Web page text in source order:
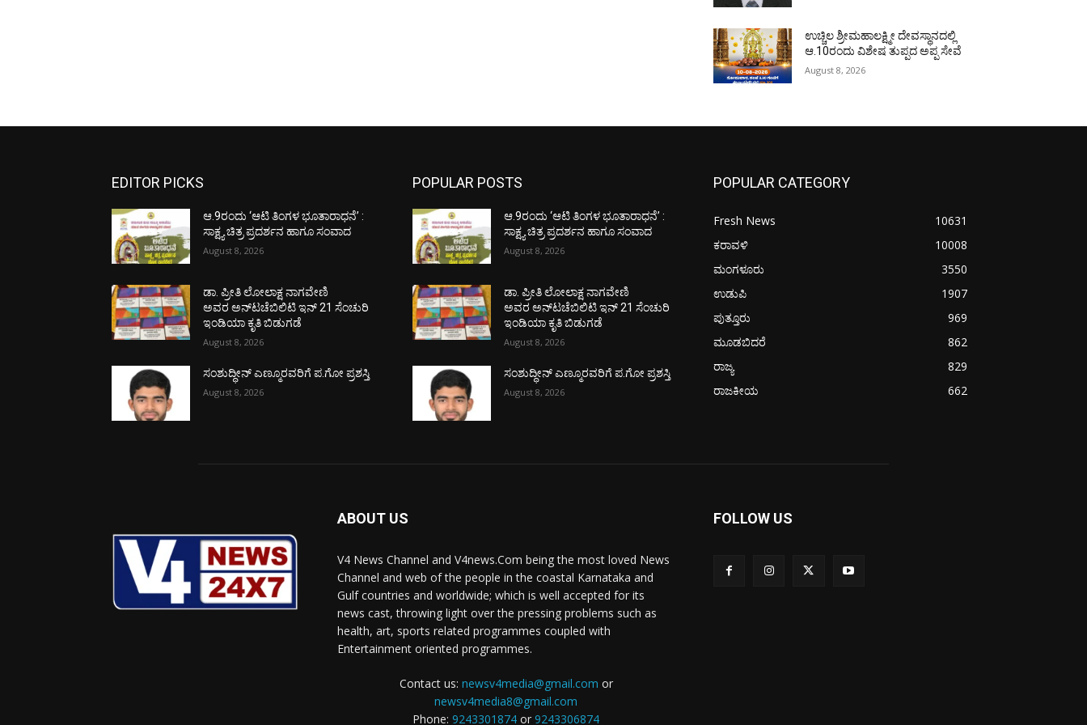
ಉಚ್ಚಿಲ ಶ್ರೀಮಹಾಲಕ್ಷ್ಮೀ ದೇವಸ್ಥಾನದಲ್ಲಿ
ಆ.10ರಂದು ವಿಶೇಷ ತುಪ್ಪದ ಅಪ್ಪ ಸೇವೆ
August 8, 2026
EDITOR PICKS
ಆ.9ರಂದು ‘ಆಟಿ ತಿಂಗಳ ಭೂತಾರಾಧನೆ’ :
ಸಾಕ್ಷ್ಯ ಚಿತ್ರ ಪ್ರದರ್ಶನ ಹಾಗೂ ಸಂವಾದ
August 8, 2026
ಡಾ. ಪ್ರೀತಿ ಲೋಲಾಕ್ಷ ನಾಗವೇಣಿ
ಅವರ ಅನ್‌ಟಚೆಬಿಲಿಟಿ ಇನ್ 21 ಸೆಂಚುರಿ
ಇಂಡಿಯಾ ಕೃತಿ ಬಿಡುಗಡೆ
August 8, 2026
ಸಂಶುದ್ಧೀನ್ ಎಣ್ಮೂರವರಿಗೆ ಪ.ಗೋ ಪ್ರಶಸ್ತಿ
August 8, 2026
POPULAR POSTS
ಆ.9ರಂದು ‘ಆಟಿ ತಿಂಗಳ ಭೂತಾರಾಧನೆ’ :
ಸಾಕ್ಷ್ಯ ಚಿತ್ರ ಪ್ರದರ್ಶನ ಹಾಗೂ ಸಂವಾದ
August 8, 2026
ಡಾ. ಪ್ರೀತಿ ಲೋಲಾಕ್ಷ ನಾಗವೇಣಿ
ಅವರ ಅನ್‌ಟಚೆಬಿಲಿಟಿ ಇನ್ 21 ಸೆಂಚುರಿ
ಇಂಡಿಯಾ ಕೃತಿ ಬಿಡುಗಡೆ
August 8, 2026
ಸಂಶುದ್ಧೀನ್ ಎಣ್ಮೂರವರಿಗೆ ಪ.ಗೋ ಪ್ರಶಸ್ತಿ
August 8, 2026
POPULAR CATEGORY
Fresh News
10631
ಕರಾವಳಿ
10008
ಮಂಗಳೂರು
3550
ಉಡುಪಿ
1907
ಪುತ್ತೂರು
969
ಮೂಡಬಿದರೆ
862
ರಾಜ್ಯ
829
ರಾಜಕೀಯ
662
ABOUT US
V4 News Channel and V4news.Com being the most loved News
Channel and web of the people in the coastal Karnataka and
Gulf countries and worldwide; which is well accepted for its
news cast, throwing light over the pressing problems such as
health, art, sports related programmes coupled with
Entertainment oriented programmes.
Contact us: newsv4media@gmail.com or
newsv4media8@gmail.com
Phone: 9243301874 or 9243306874
FOLLOW US